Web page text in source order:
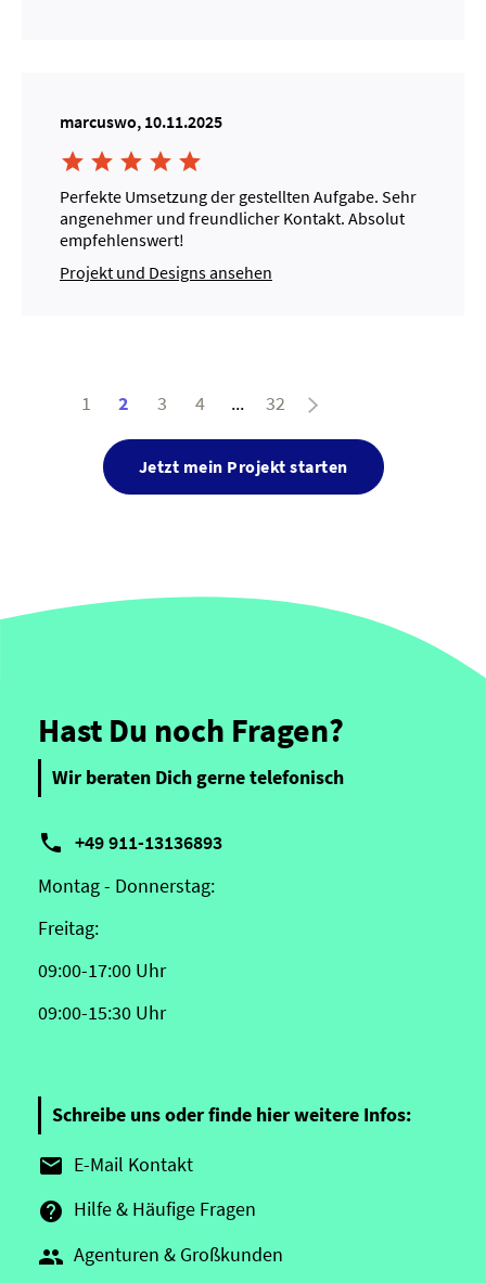
marcuswo, 10.11.2025
    
Perfekte Umsetzung der gestellten Aufgabe. Sehr
angenehmer und freundlicher Kontakt. Absolut
empfehlenswert!
Projekt und Designs ansehen
1 2 3 4 ... 32
Jetzt mein Projekt starten
Hast Du noch Fragen?
Wir beraten Dich gerne telefonisch
 +49 911-13136893
Montag - Donnerstag:
Freitag:
09:00-17:00 Uhr
09:00-15:30 Uhr
Schreibe uns oder finde hier weitere Infos:
 E-Mail Kontakt
 Hilfe & Häufige Fragen
 Agenturen & Großkunden